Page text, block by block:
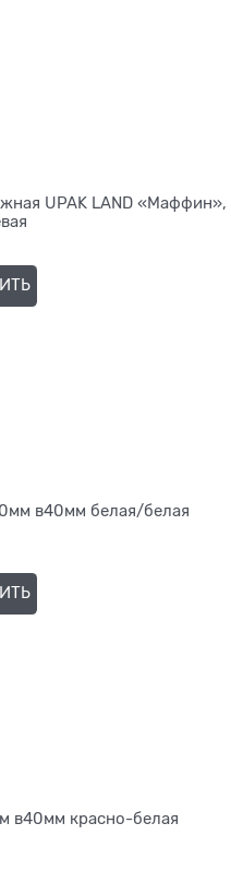
UPAK LAND «Маффин»,
в40мм белая/белая
в40мм красно-белая